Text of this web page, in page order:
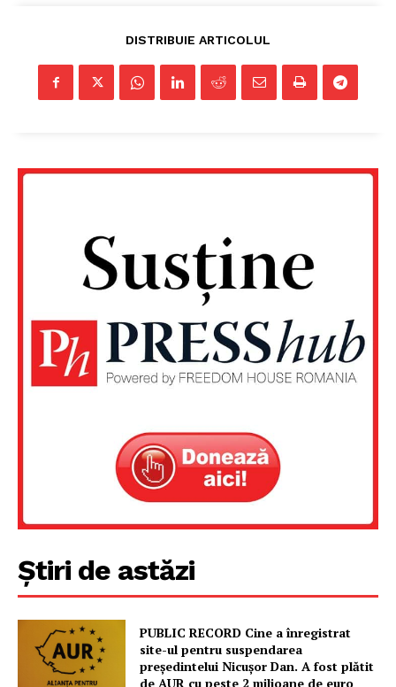
DISTRIBUIE ARTICOLUL
Știri de astăzi
PUBLIC RECORD Cine a înregistrat
site-ul pentru suspendarea
președintelui Nicușor Dan. A fost plătit
de AUR cu peste 2 milioane de euro